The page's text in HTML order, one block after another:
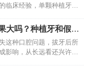
临床经验，单颗种植牙的
的种植体品牌、牙冠材
大吗？种植牙和假牙
这种口腔问题，拔牙后所
影响，从长远看还兴许引